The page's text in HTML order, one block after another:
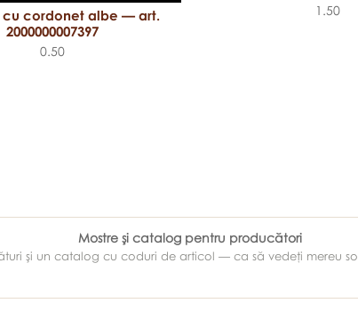
cu cordonet albe — art.
2000000007397
0.50
1.50
Mostre şi catalog pentru producători
şi un catalog cu coduri de articol — ca să vedeţi mereu